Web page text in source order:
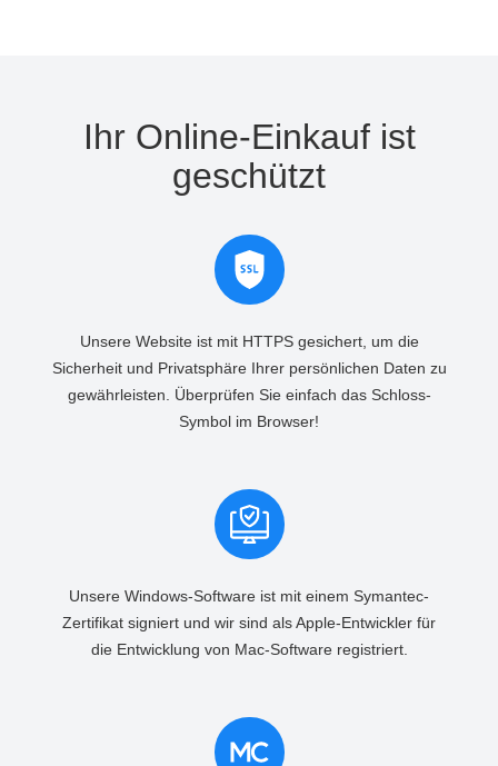
Ihr Online-Einkauf ist
geschützt
Unsere Website ist mit HTTPS gesichert, um die
Sicherheit und Privatsphäre Ihrer persönlichen Daten zu
gewährleisten. Überprüfen Sie einfach das Schloss-
Symbol im Browser!
Unsere Windows-Software ist mit einem Symantec-
Zertifikat signiert und wir sind als Apple-Entwickler für
die Entwicklung von Mac-Software registriert.